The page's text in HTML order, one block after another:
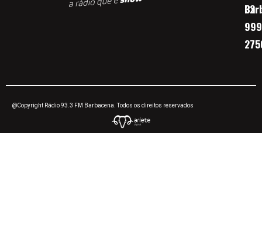
32
@Copyright Rádio 93.3 FM Barbacena. Todos os direitos reservados